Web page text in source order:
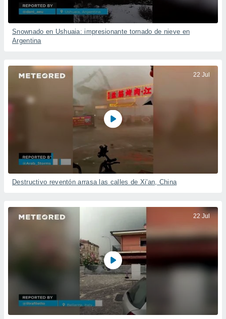
Snownado en Ushuaia: impresionante tornado de nieve en
Argentina
22 Jul
Destructivo reventón arrasa las calles de Xi'an, China
22 Jul